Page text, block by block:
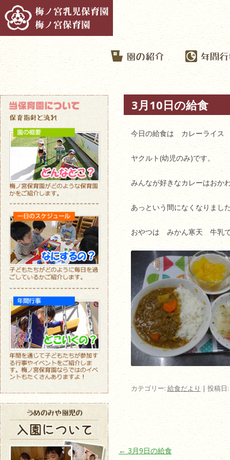
3月10日の給食
今日の給食は カレーライス
ヤクルト(幼児のみ)です。
みんなが好きなカレーはおか
あっという間になくなりまし
おやつは みかん寒天 牛乳
カテゴリー: 給食だより | 投稿日:
投稿ナビゲーション
← 3月9日の給食